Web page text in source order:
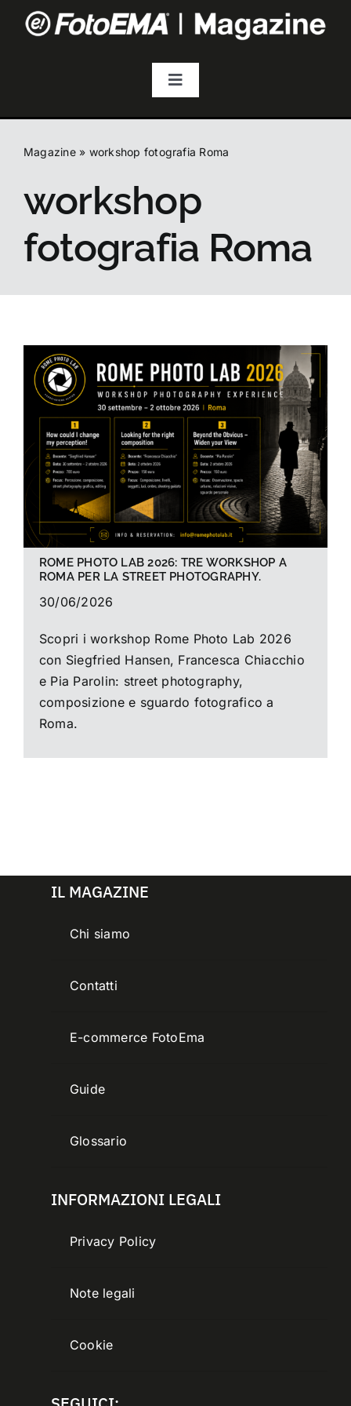
Toggle
Fotografia
La foto del mese
Guide
Cerca
per:
Magazine» workshop fotografia Roma
workshop
fotografia Roma
ROME PHOTO LAB 2026: TRE WORKSHOP A
ROMA PER LA STREET PHOTOGRAPHY.
30/06/2026
Scopri i workshop Rome Photo Lab 2026
con Siegfried Hansen, Francesca Chiacchio
e Pia Parolin: street photography,
composizione e sguardo fotografico a
Roma.
IL MAGAZINE
Chi siamo
Contatti
E-commerce FotoEma
Guide
Glossario
INFORMAZIONI LEGALI
Privacy Policy
Note legali
Cookie